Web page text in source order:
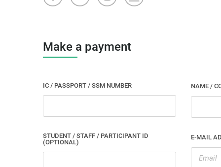
Make a payment
IC / PASSPORT / SSM NUMBER NAME /
STUDENT / STAFF / PARTICIPANT ID
(OPTIONAL)
E-MAIL